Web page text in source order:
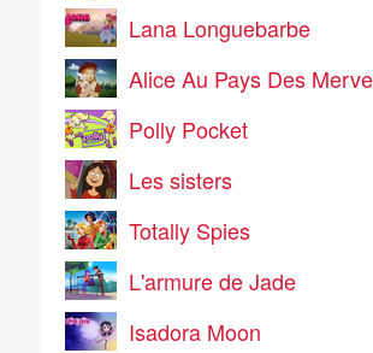
Lana Longuebarbe
Alice Au Pays Des Merveilles,
Polly Pocket
Les sisters
Totally Spies
L'armure de Jade
Isadora Moon